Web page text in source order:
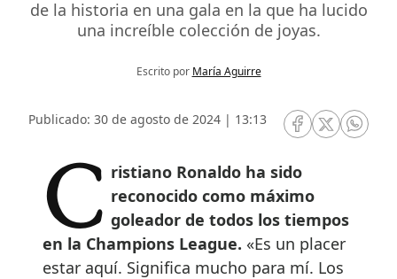
de la historia en una gala en la que ha lucido
una increíble colección de joyas.
Escrito por María Aguirre
Publicado: 30 de agosto de 2024 | 13:13
RRSS Facebook
RRSSRRSS
Cristiano Ronaldo ha sido reconocido como máximo
goleador de todos los tiempos
en la Champions League. «Es un placer
estar aquí. Significa mucho para mí. Los